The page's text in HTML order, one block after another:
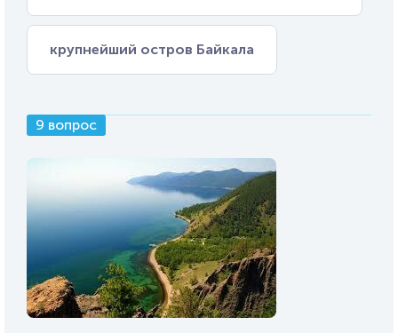
крупнейший остров Байкала
9 вопрос